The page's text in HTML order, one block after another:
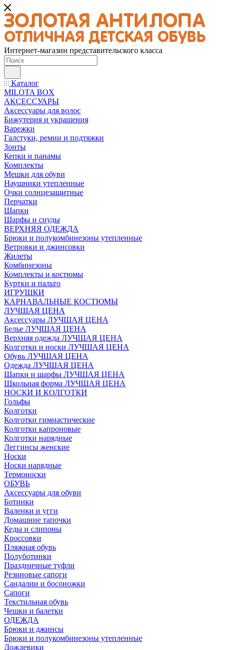
Интернет-магазин представительского класса
Каталог
MILOTA BOX
АКСЕССУАРЫ
Аксессуары для волос
Бижутерия и украшения
Варежки
Галстуки, ремни и подтяжки
Зонты
Кепки и панамы
Комплекты
Мешки для обуви
Наушники утепленные
Очки солнцезащитные
Перчатки
Шапки
Шарфы и снуды
ВЕРХНЯЯ ОДЕЖДА
Брюки и полукомбинезоны утепленные
Ветровки и джинсовки
Жилеты
Комбинезоны
Комплекты и костюмы
Куртки и пальто
ИГРУШКИ
КАРНАВАЛЬНЫЕ КОСТЮМЫ
ЛУЧШАЯ ЦЕНА
Аксессуары ЛУЧШАЯ ЦЕНА
Белье ЛУЧШАЯ ЦЕНА
Верхняя одежда ЛУЧШАЯ ЦЕНА
Колготки и носки ЛУЧШАЯ ЦЕНА
Обувь ЛУЧШАЯ ЦЕНА
Одежда ЛУЧШАЯ ЦЕНА
Шапки и шарфы ЛУЧШАЯ ЦЕНА
Школьная форма ЛУЧШАЯ ЦЕНА
НОСКИ И КОЛГОТКИ
Гольфы
Колготки
Колготки гимнастические
Колготки капроновые
Колготки нарядные
Леггинсы женские
Носки
Носки нарядные
Термоноски
ОБУВЬ
Аксессуары для обуви
Ботинки
Валенки и угги
Домашние тапочки
Кеды и слипоны
Кроссовки
Пляжная обувь
Полуботинки
Праздничные туфли
Резиновые сапоги
Сандалии и босоножки
Сапоги
Текстильная обувь
Чешки и балетки
ОДЕЖДА
Брюки и джинсы
Брюки и полукомбинезоны утепленные
Дождевики